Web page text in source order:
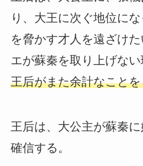
り、大王に次ぐ地位に
を脅かす才人を遠ざけ
エが蘇秦を取り上げない
王后がまた余計なこと
王后は、大公主が蘇秦
確信する。